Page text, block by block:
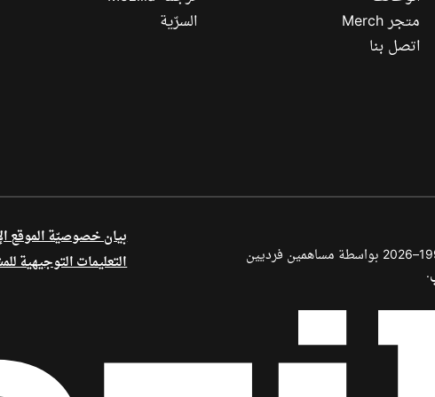
متجر Merch
اتصل بنا
السرّية
أجزاء من هذا المحتوى محفوظة بحقوق الطبع والنشر © لعام 1998–2026 بواسطة مساهمين فرديين
.
بيان خصوصيّة الموقع
التعليمات التوجيهية